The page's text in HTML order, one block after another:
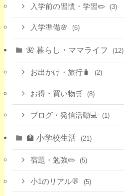
入学前の習慣・学習✏️ (3)
入学準備🌸 (6)
🌺 暮らし・ママライフ (12)
お出かけ・旅行🧳 (2)
お得・買い物🛒 (8)
ブログ・発信活動💻 (1)
🏫 小学校生活 (21)
宿題・勉強✏️ (5)
小1のリアル💬 (5)